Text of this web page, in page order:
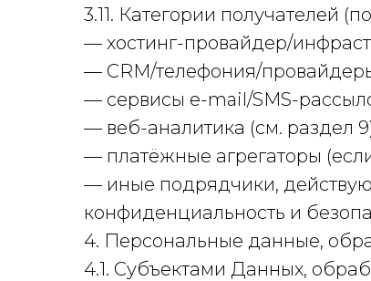
3.11. Категории получателей
— хостинг-провайдер/
— CRM/телефония/
— сервисы e-mail/SMS-
— веб-аналитика (см. раздел
— платёжные агрегаторы
— иные подрядчики,
конфиденциальность и
4. Персональные данные,
4.1. Субъектами Данных,